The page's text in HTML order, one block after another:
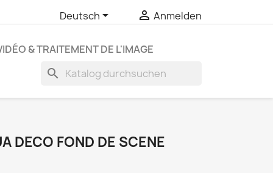
Deutsch  Anmelden
& TRAITEMENT DE L'IMAGE
search
DECO FOND DE SCENE